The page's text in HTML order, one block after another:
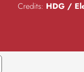
Credits: HDG /